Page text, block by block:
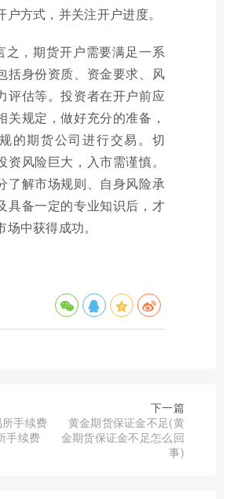
户方式，并关注开户进度。
之，期货开户需要满足一系
括身份资质、资金要求、风
评估等。投资者在开户前应
关规定，做好充分的准备，
的期货公司进行交易。切
资风险巨大，入市需谨慎。
了解市场规则、自身风险承
具备一定的专业知识后，才
中获得成功。
手续费
手续费
下一篇
黄金期货保证金不足(黄
金期货保证金不足怎么回
事)